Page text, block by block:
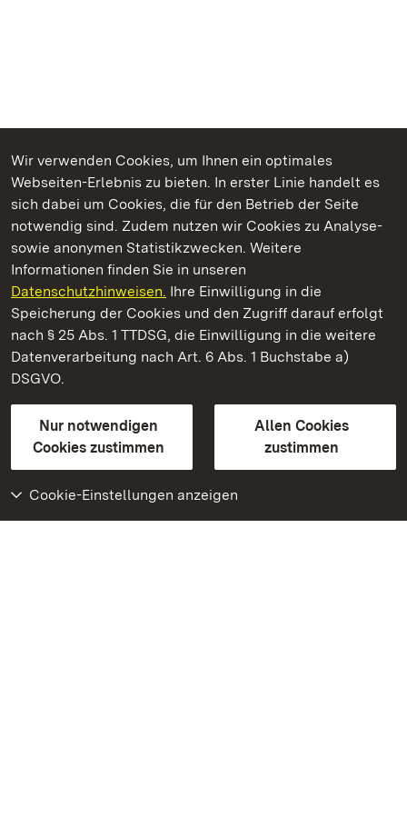
Wir verwenden Cookies, um Ihnen ein optimales
Webseiten-Erlebnis zu bieten. In erster Linie handelt es
sich dabei um Cookies, die für den Betrieb der Seite
notwendig sind. Zudem nutzen wir Cookies zu Analyse-
sowie anonymen Statistikzwecken. Weitere
Informationen finden Sie in unseren
Datenschutzhinweisen. Ihre Einwilligung in die
Speicherung der Cookies und den Zugriff darauf erfolgt
nach § 25 Abs. 1 TTDSG, die Einwilligung in die weitere
Datenverarbeitung nach Art. 6 Abs. 1 Buchstabe a)
DSGVO.
Nur notwendigen
Cookies zustimmen
Allen Cookies
zustimmen
Cookie-Einstellungen anzeigen
Kommen. Staunen. Genießen.
Staatliche Schlösser und Gärten Baden‑Württemberg
Staatliche Schlösser und Gärten Baden-Württemberg
Kontakt
GebärdenspracheLeichte Sprache
Erklärung zur Barrierefreiheit
BITV-konform (geprüfte Seiten)
Weiteres